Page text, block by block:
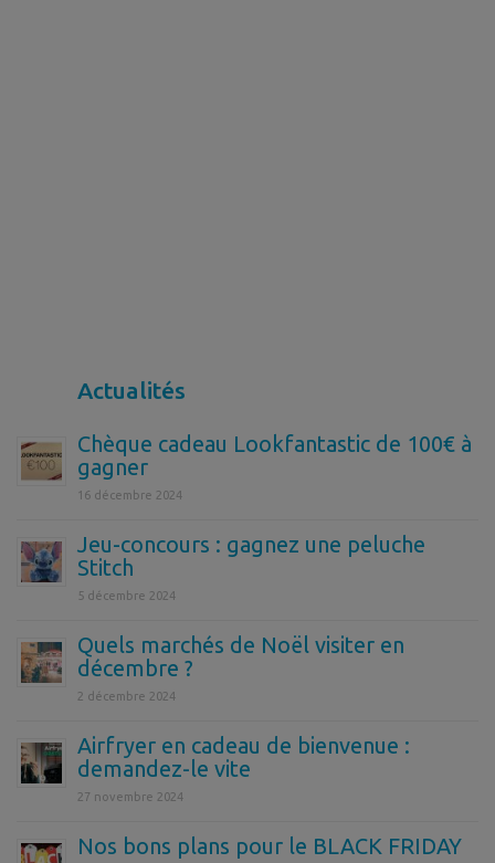
Actualités
Chèque cadeau Lookfantastic de 100€ à
gagner
16 décembre 2024
Jeu-concours : gagnez une peluche
Stitch
5 décembre 2024
Quels marchés de Noël visiter en
décembre ?
2 décembre 2024
Airfryer en cadeau de bienvenue :
demandez-le vite
27 novembre 2024
Nos bons plans pour le BLACK FRIDAY